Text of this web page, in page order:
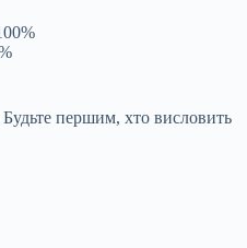
Будьте першим, хто висловить